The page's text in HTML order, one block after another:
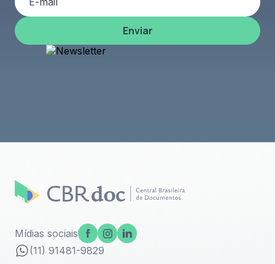
Enviar
Mídias sociais
(11) 91481-9829